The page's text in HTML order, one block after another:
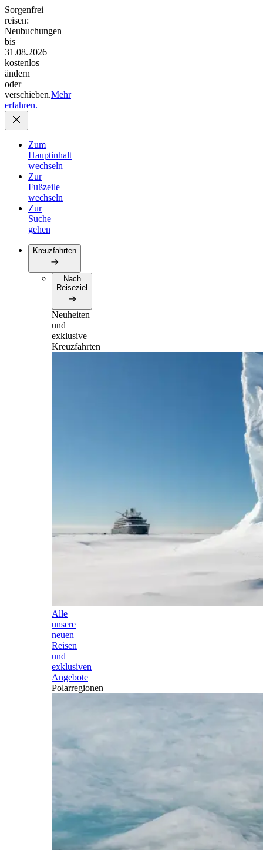
Sorgenfrei
reisen:
Neubuchungen
bis
31.08.2026
kostenlos
ändern
oder
verschieben.Mehr
erfahren.
Zum
Hauptinhalt
wechseln
Zur
Fußzeile
wechseln
Zur
Suche
gehen
Kreuzfahrten
Nach
Reiseziel
Neuheiten
und
exklusive
Kreuzfahrten
Alle
unsere
neuen
Reisen
und
exklusiven
Angebote
Polarregionen